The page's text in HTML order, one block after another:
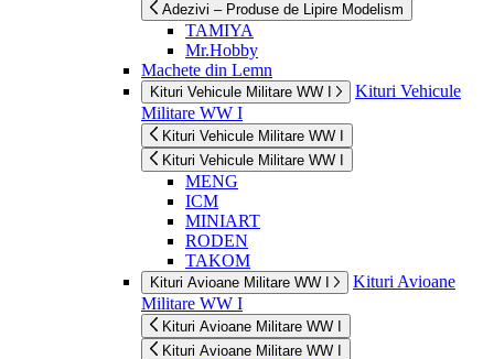
Adezivi – Produse de Lipire Modelism
TAMIYA
Mr.Hobby
Machete din Lemn
Kituri Vehicule Militare WW I
Kituri Vehicule
Militare WW I
Kituri Vehicule Militare WW I
Kituri Vehicule Militare WW I
MENG
ICM
MINIART
RODEN
TAKOM
Kituri Avioane Militare WW I
Kituri Avioane
Militare WW I
Kituri Avioane Militare WW I
Kituri Avioane Militare WW I